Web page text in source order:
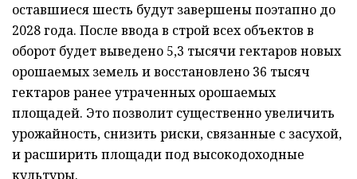
оставшиеся шесть будут завершены поэтапно до
2028 года. После ввода в строй всех объектов в
оборот будет выведено 5,3 тысячи гектаров новых
орошаемых земель и восстановлено 36 тысяч
гектаров ранее утраченных орошаемых
площадей. Это позволит существенно увеличить
урожайность, снизить риски, связанные с засухой,
и расширить площади под высокодоходные
культуры.